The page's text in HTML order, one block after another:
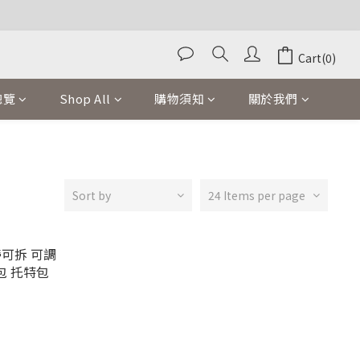
Cart(0)
覽 Shop All 購物須知 關於我們
Sort by 24 Items per page